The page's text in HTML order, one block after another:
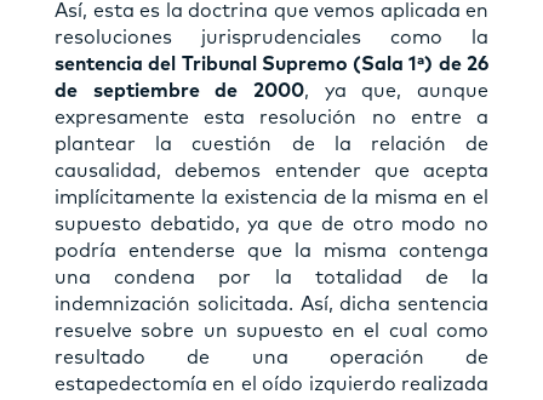
Así, esta es la doctrina que vemos aplicada en
resoluciones jurisprudenciales como la
sentencia del Tribunal Supremo (Sala 1ª) de 26
de septiembre de 2000, ya que, aunque
expresamente esta resolución no entre a
plantear la cuestión de la relación de
causalidad, debemos entender que acepta
implícitamente la existencia de la misma en el
supuesto debatido, ya que de otro modo no
podría entenderse que la misma contenga
una condena por la totalidad de la
indemnización solicitada. Así, dicha sentencia
resuelve sobre un supuesto en el cual como
resultado de una operación de
estapedectomía en el oído izquierdo realizada